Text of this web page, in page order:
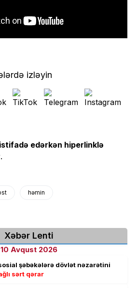
izləyin
edərkən hiperlinklə
.
həmin
Xəbər Lenti
10 Avqust 2026
şəbəkələrə dövlət nəzarətini
sərt qərar